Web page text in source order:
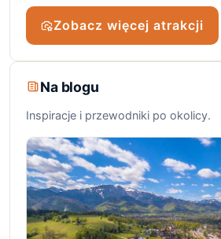
Zobacz więcej atrakcji
Na blogu
Inspiracje i przewodniki po okolicy.